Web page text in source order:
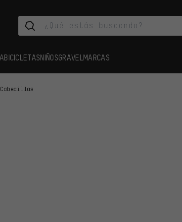
BICICLETASNIÑOSGRAVEL MARCAS